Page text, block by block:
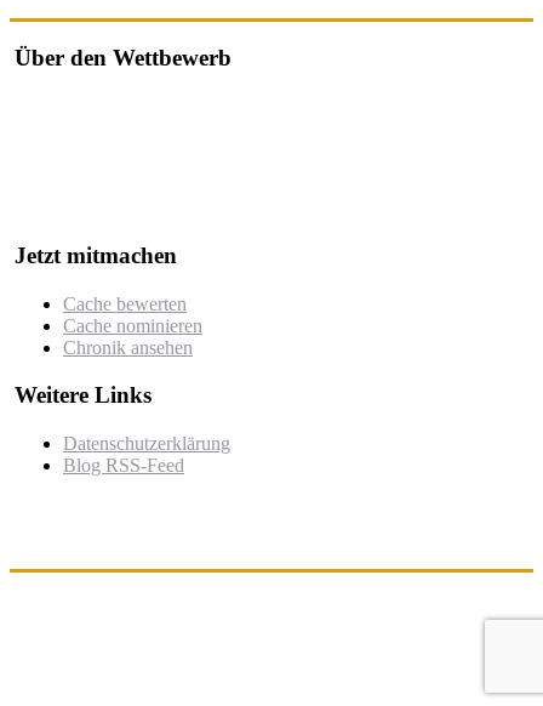
Über den Wettbewerb
Jetzt mitmachen
Cache bewerten
Cache nominieren
Chronik ansehen
Weitere Links
Datenschutzerklärung
Blog RSS-Feed